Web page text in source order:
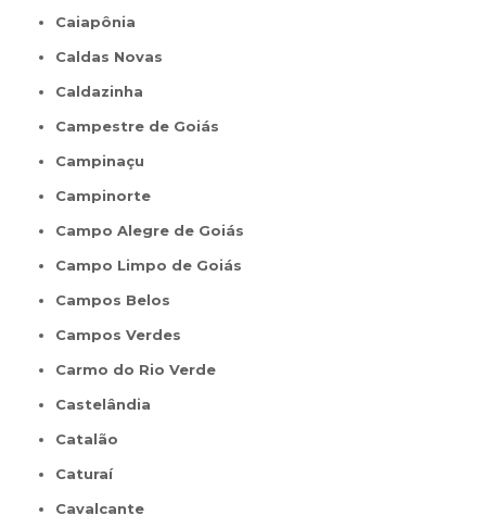
Caiapônia
Caldas Novas
Caldazinha
Campestre de Goiás
Campinaçu
Campinorte
Campo Alegre de Goiás
Campo Limpo de Goiás
Campos Belos
Campos Verdes
Carmo do Rio Verde
Castelândia
Catalão
Caturaí
Cavalcante